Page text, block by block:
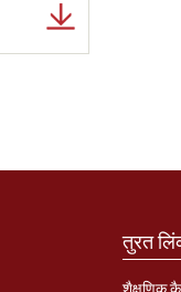
तुरत
शैक्षणिक